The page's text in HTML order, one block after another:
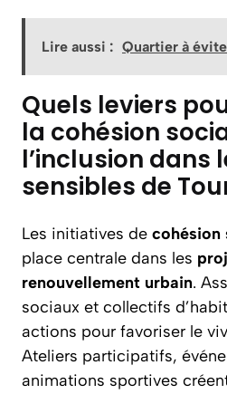
Lire aussi : Quartier à
Quels leviers
la cohésion
l’inclusion dans
sensibles de
Les initiatives de cohésion
place centrale dans les
renouvellement urbain.
sociaux et collectifs
actions pour favoriser le
Ateliers participatifs,
animations sportives